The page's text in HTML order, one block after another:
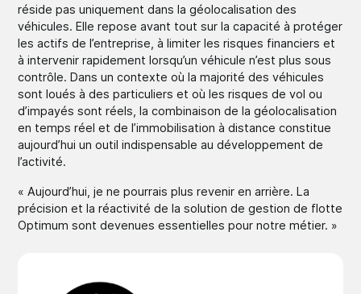
réside pas uniquement dans la géolocalisation des
véhicules. Elle repose avant tout sur la capacité à protéger
les actifs de l’entreprise, à limiter les risques financiers et
à intervenir rapidement lorsqu’un véhicule n’est plus sous
contrôle. Dans un contexte où la majorité des véhicules
sont loués à des particuliers et où les risques de vol ou
d’impayés sont réels, la combinaison de la géolocalisation
en temps réel et de l’immobilisation à distance constitue
aujourd’hui un outil indispensable au développement de
l’activité.
« Aujourd’hui, je ne pourrais plus revenir en arrière. La
précision et la réactivité de la solution de gestion de flotte
Optimum sont devenues essentielles pour notre métier. »